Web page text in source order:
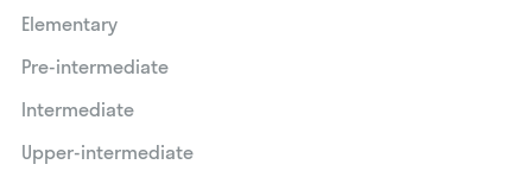
Elementary
Pre-intermediate
Intermediate
Upper-intermediate